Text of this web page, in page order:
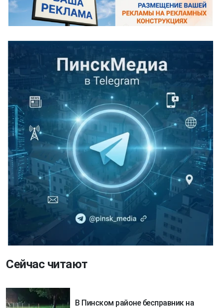
Сейчас читают
В Пинском районе бесправник на